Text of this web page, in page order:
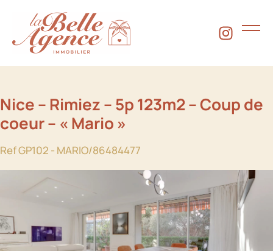
Nice – Rimiez – 5p 123m2 – Coup de
coeur – « Mario »
Ref GP102 - MARIO/86484477